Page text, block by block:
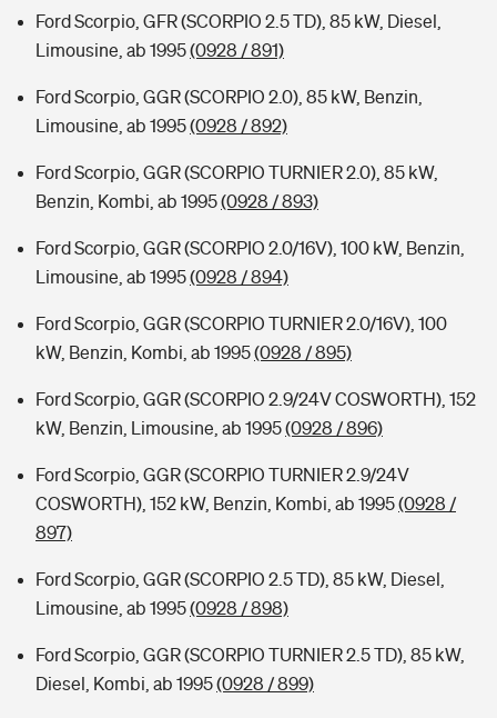
Ford Scorpio, GFR (SCORPIO 2.5 TD), 85 kW, Diesel,
Limousine, ab 1995(0928 / 891)
Ford Scorpio, GGR (SCORPIO 2.0), 85 kW, Benzin,
Limousine, ab 1995(0928 / 892)
Ford Scorpio, GGR (SCORPIO TURNIER 2.0), 85 kW,
Benzin, Kombi, ab 1995(0928 / 893)
Ford Scorpio, GGR (SCORPIO 2.0/16V), 100 kW, Benzin,
Limousine, ab 1995(0928 / 894)
Ford Scorpio, GGR (SCORPIO TURNIER 2.0/16V), 100
kW, Benzin, Kombi, ab 1995(0928 / 895)
Ford Scorpio, GGR (SCORPIO 2.9/24V COSWORTH), 152
kW, Benzin, Limousine, ab 1995(0928 / 896)
Ford Scorpio, GGR (SCORPIO TURNIER 2.9/24V
COSWORTH), 152 kW, Benzin, Kombi, ab 1995(0928 /
897)
Ford Scorpio, GGR (SCORPIO 2.5 TD), 85 kW, Diesel,
Limousine, ab 1995(0928 / 898)
Ford Scorpio, GGR (SCORPIO TURNIER 2.5 TD), 85 kW,
Diesel, Kombi, ab 1995(0928 / 899)